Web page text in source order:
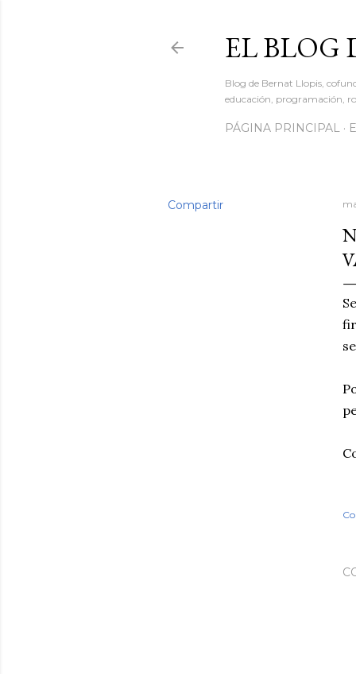
EL BLOG
Blog de Bernat Llopis,
educación, programación,
PÁGINA PRINCIPAL
Compartir